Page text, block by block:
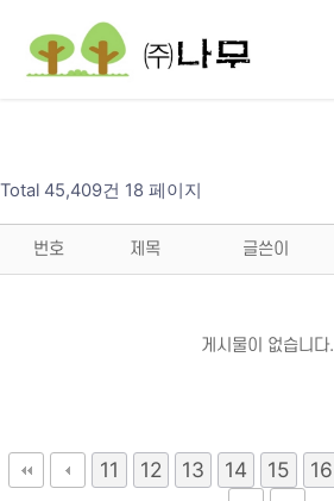
Total 45,409건 18 페이지
번호 제목 글쓴이
게시물이 없습니다.
11 12 13 14 15 16